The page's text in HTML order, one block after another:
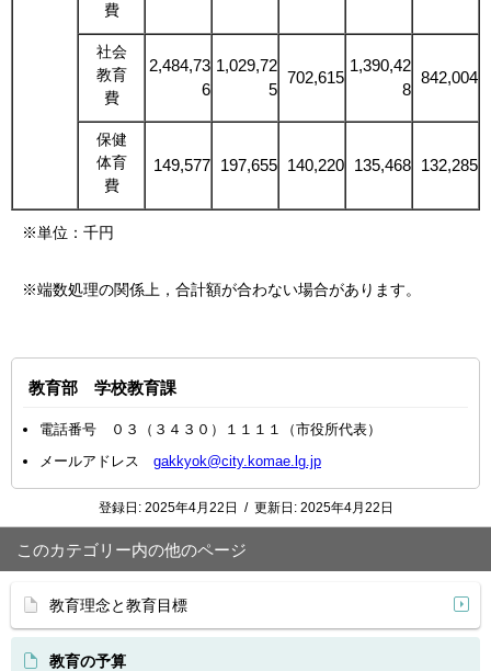
費
社会
教育
費
2,484,73
6
1,029,72
5
702,615
1,390,42
8
842,004
保健
体育
費
149,577 197,655 140,220 135,468 132,285
※単位：千円
※端数処理の関係上，合計額が合わない場合があります。
教育部 学校教育課
電話番号 ０３（３４３０）１１１１（市役所代表）
メールアドレス gakkyok@city.komae.lg.jp
登録日: 2025年4月22日 / 更新日: 2025年4月22日
このカテゴリー内の他のページ
教育理念と教育目標
教育の予算